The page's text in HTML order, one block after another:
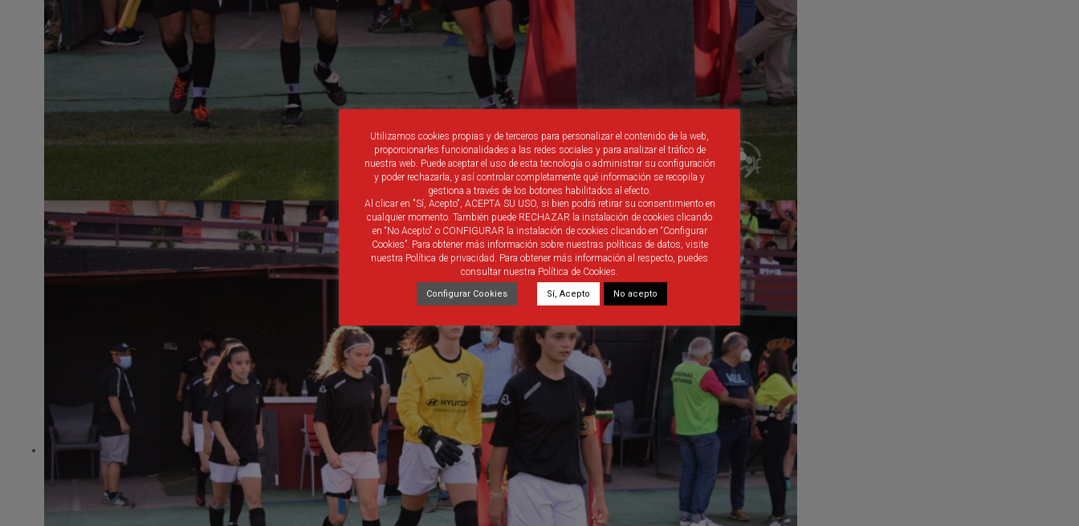
Utilizamos cookies propias y de terceros para personalizar el contenido de la web,
proporcionarles funcionalidades a las redes sociales y para analizar el tráfico de
nuestra web. Puede aceptar el uso de esta tecnología o administrar su configuración
y poder rechazarla, y así controlar completamente qué información se recopila y
gestiona a través de los botones habilitados al efecto.
Al clicar en "Sí, Acepto", ACEPTA SU USO, si bien podrá retirar su consentimiento en
cualquier momento. También puede RECHAZAR la instalación de cookies clicando
en “No Acepto" o CONFIGURAR la instalación de cookies clicando en “Configurar
Cookies”. Para obtener más información sobre nuestras políticas de datos, visite
nuestra Política de privacidad. Para obtener más información al respecto, puedes
consultar nuestra Política de Cookies.
Configurar Cookies Sí, Acepto No acepto